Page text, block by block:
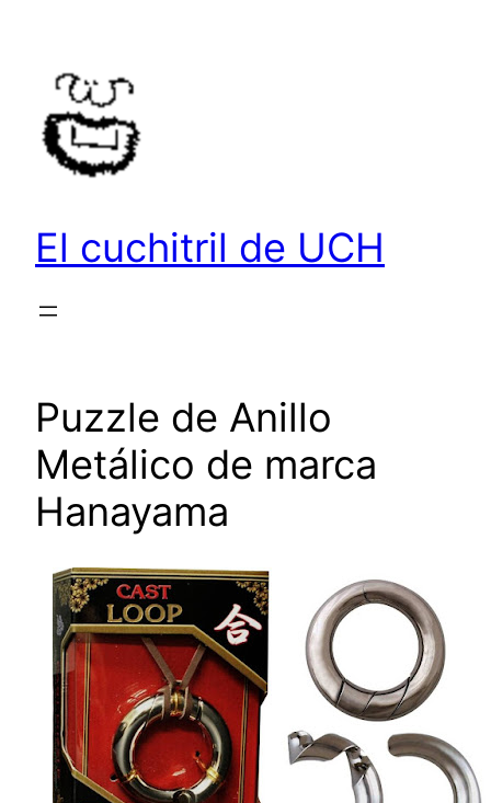
contenido
El cuchitril de UCH
Puzzle de Anillo
Metálico de marca
Hanayama